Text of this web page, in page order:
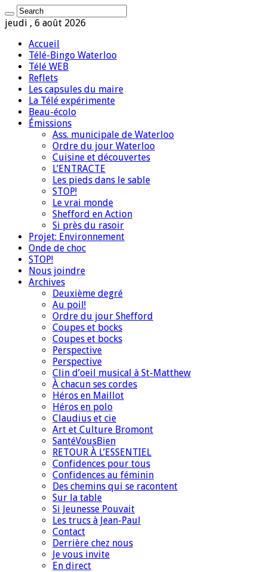
jeudi , 6 août 2026
Accueil
Télé-Bingo Waterloo
Télé WEB
Reflets
Les capsules du maire
La Télé expérimente
Beau-écolo
Émissions
Ass. municipale de Waterloo
Ordre du jour Waterloo
Cuisine et découvertes
L’ENTRACTE
Les pieds dans le sable
STOP!
Le vrai monde
Shefford en Action
Si près du rasoir
Projet: Environnement
Onde de choc
STOP!
Nous joindre
Archives
Deuxième degré
Au poil!
Ordre du jour Shefford
Coupes et bocks
Coupes et bocks
Perspective
Perspective
Clin d’oeil musical à St-Matthew
À chacun ses cordes
Héros en Maillot
Héros en polo
Claudius et cie
Art et Culture Bromont
SantéVousBien
RETOUR À L’ESSENTIEL
Confidences pour tous
Confidences au féminin
Des chemins qui se racontent
Sur la table
Si Jeunesse Pouvait
Les trucs à Jean-Paul
Contact
Derrière chez nous
Je vous invite
En direct